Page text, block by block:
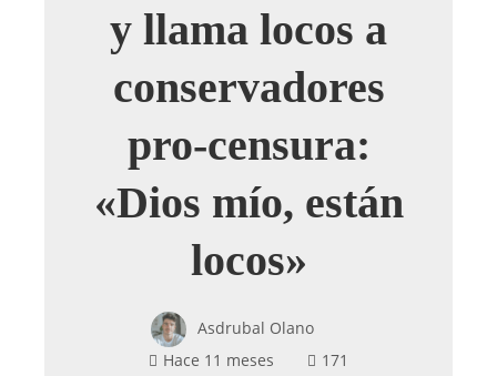
y llama locos a
conservadores
pro-censura:
«Dios mío, están
locos»
Asdrubal Olano
Hace 11 meses
171